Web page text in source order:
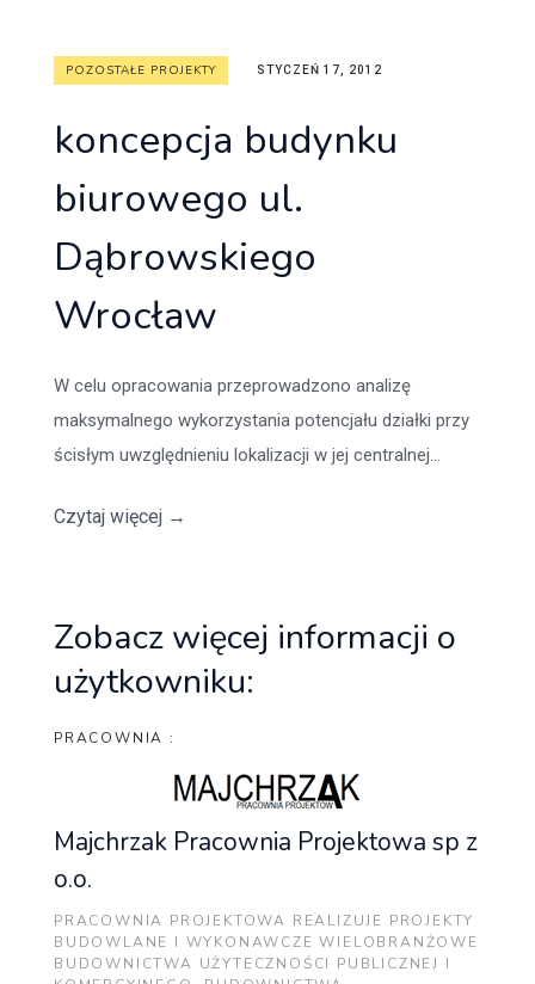
POZOSTAŁE PROJEKTY STYCZEŃ 17, 2012
koncepcja budynku
biurowego ul.
Dąbrowskiego
Wrocław
W celu opracowania przeprowadzono analizę
maksymalnego wykorzystania potencjału działki przy
ścisłym uwzględnieniu lokalizacji w jej centralnej...
Czytaj więcej →
Zobacz więcej informacji o
użytkowniku:
PRACOWNIA :
Majchrzak Pracownia Projektowa sp z
o.o.
PRACOWNIA PROJEKTOWA REALIZUJE PROJEKTY
BUDOWLANE I WYKONAWCZE WIELOBRANŻOWE
BUDOWNICTWA UŻYTECZNOŚCI PUBLICZNEJ I